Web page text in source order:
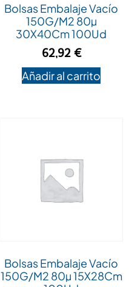
Bolsas Embalaje Vacío
150G/M2 80µ
30X40Cm 100Ud
62,92 €
Añadir al carrito
Bolsas Embalaje Vacío
150G/M2 80µ 15X28Cm